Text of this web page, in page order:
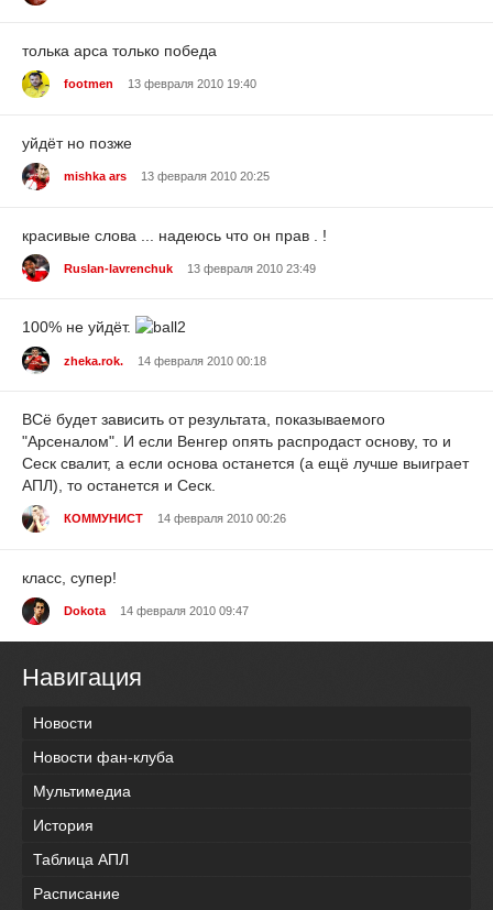
толька арса только победа
footmen 13 февраля 2010 19:40
уйдёт но позже
mishka ars 13 февраля 2010 20:25
красивые слова ... надеюсь что он прав . !
Ruslan-lavrenchuk 13 февраля 2010 23:49
100% не уйдёт.
zheka.rok. 14 февраля 2010 00:18
ВСё будет зависить от результата, показываемого
"Арсеналом". И если Венгер опять распродаст основу, то и
Сеск свалит, а если основа останется (а ещё лучше выиграет
АПЛ), то останется и Сеск.
КОММУНИСТ 14 февраля 2010 00:26
класс, супер!
Dokota 14 февраля 2010 09:47
Навигация
Новости
Новости фан-клуба
Мультимедиа
История
Таблица АПЛ
Расписание